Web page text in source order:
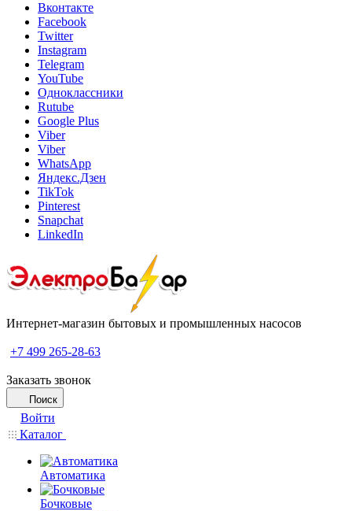
Вконтакте
Facebook
Twitter
Instagram
Telegram
YouTube
Одноклассники
Rutube
Google Plus
Viber
Viber
WhatsApp
Яндекс.Дзен
TikTok
Pinterest
Snapchat
LinkedIn
Интернет-магазин бытовых и промышленных насосов
+7 499 265-28-63
Заказать звонок
Поиск
Войти
Каталог
Автоматика
Бочковые